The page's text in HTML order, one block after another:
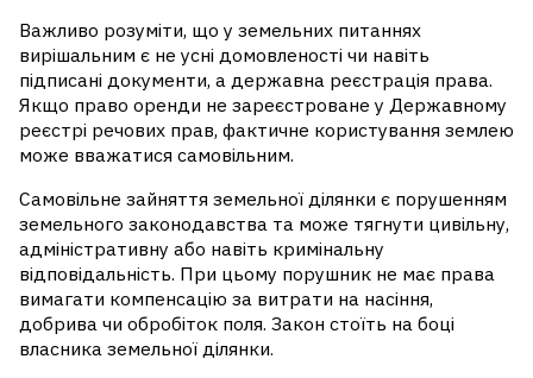
Важливо розуміти, що у земельних питаннях
вирішальним є не усні домовленості чи навіть
підписані документи, а державна реєстрація права.
Якщо право оренди не зареєстроване у Державному
реєстрі речових прав, фактичне користування землею
може вважатися самовільним.
Самовільне зайняття земельної ділянки є порушенням
земельного законодавства та може тягнути цивільну,
адміністративну або навіть кримінальну
відповідальність. При цьому порушник не має права
вимагати компенсацію за витрати на насіння,
добрива чи обробіток поля. Закон стоїть на боці
власника земельної ділянки.